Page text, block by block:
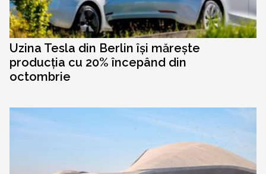
Uzina Tesla din Berlin își mărește
producția cu 20% începând din
octombrie